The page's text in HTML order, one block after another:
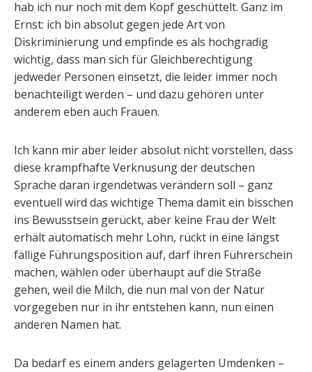
hab ich nur noch mit dem Kopf geschüttelt. Ganz im
Ernst: ich bin absolut gegen jede Art von
Diskriminierung und empfinde es als hochgradig
wichtig, dass man sich für Gleichberechtigung
jedweder Personen einsetzt, die leider immer noch
benachteiligt werden – und dazu gehören unter
anderem eben auch Frauen.
Ich kann mir aber leider absolut nicht vorstellen, dass
diese krampfhafte Verknusung der deutschen
Sprache daran irgendetwas verändern soll – ganz
eventuell wird das wichtige Thema damit ein bisschen
ins Bewusstsein gerückt, aber keine Frau der Welt
erhält automatisch mehr Lohn, rückt in eine längst
fällige Führungsposition auf, darf ihren Führerschein
machen, wählen oder überhaupt auf die Straße
gehen, weil die Milch, die nun mal von der Natur
vorgegeben nur in ihr entstehen kann, nun einen
anderen Namen hat.
Da bedarf es einem anders gelagerten Umdenken –